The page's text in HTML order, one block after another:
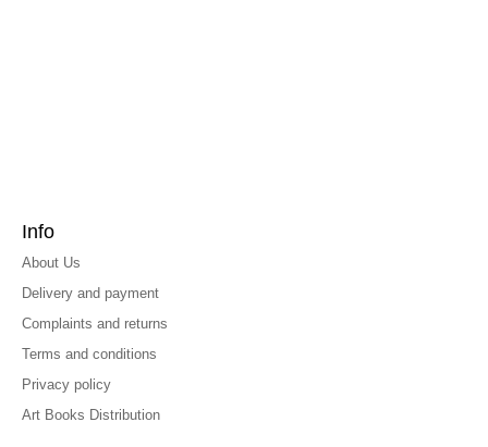
Info
About Us
Delivery and payment
Complaints and returns
Terms and conditions
Privacy policy
Art Books Distribution